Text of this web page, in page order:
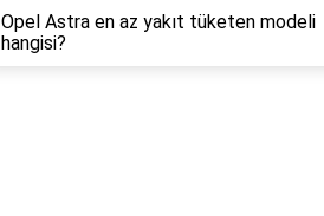
Opel Astra en az yakıt tüketen modeli
hangisi?